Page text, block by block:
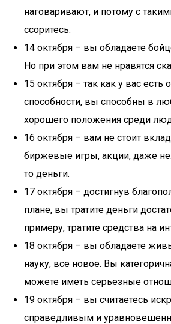
наговаривают, и потому с
ссоритесь.
14 октября – вы обладаете
Но при этом вам не нравятся
15 октября – так как у вас есть
способности, вы способны в
хорошего положения среди
16 октября – вам не стоит
биржевые игры, акции, даже
то деньги.
17 октября – достигнув
плане, вы тратите деньги
примеру, тратите средства на
18 октября – вы обладаете
науку, все новое. Вы
можете иметь серьезные
19 октября – вы считаетесь
справедливым и